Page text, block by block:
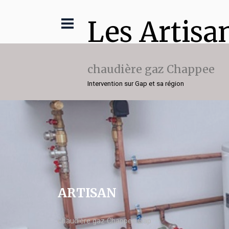
Les
chaudière gaz Chappee
Intervention sur Gap et sa région
ARTISAN
chaudière gaz Chappee Gap